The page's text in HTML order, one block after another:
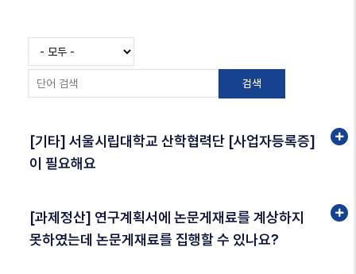
[기타] 서울시립대학교 산학협력단 [사업자등록증]
이 필요해요
[과제정산] 연구계획서에 논문게재료를 계상하지
못하였는데 논문게재료를 집행할 수 있나요?